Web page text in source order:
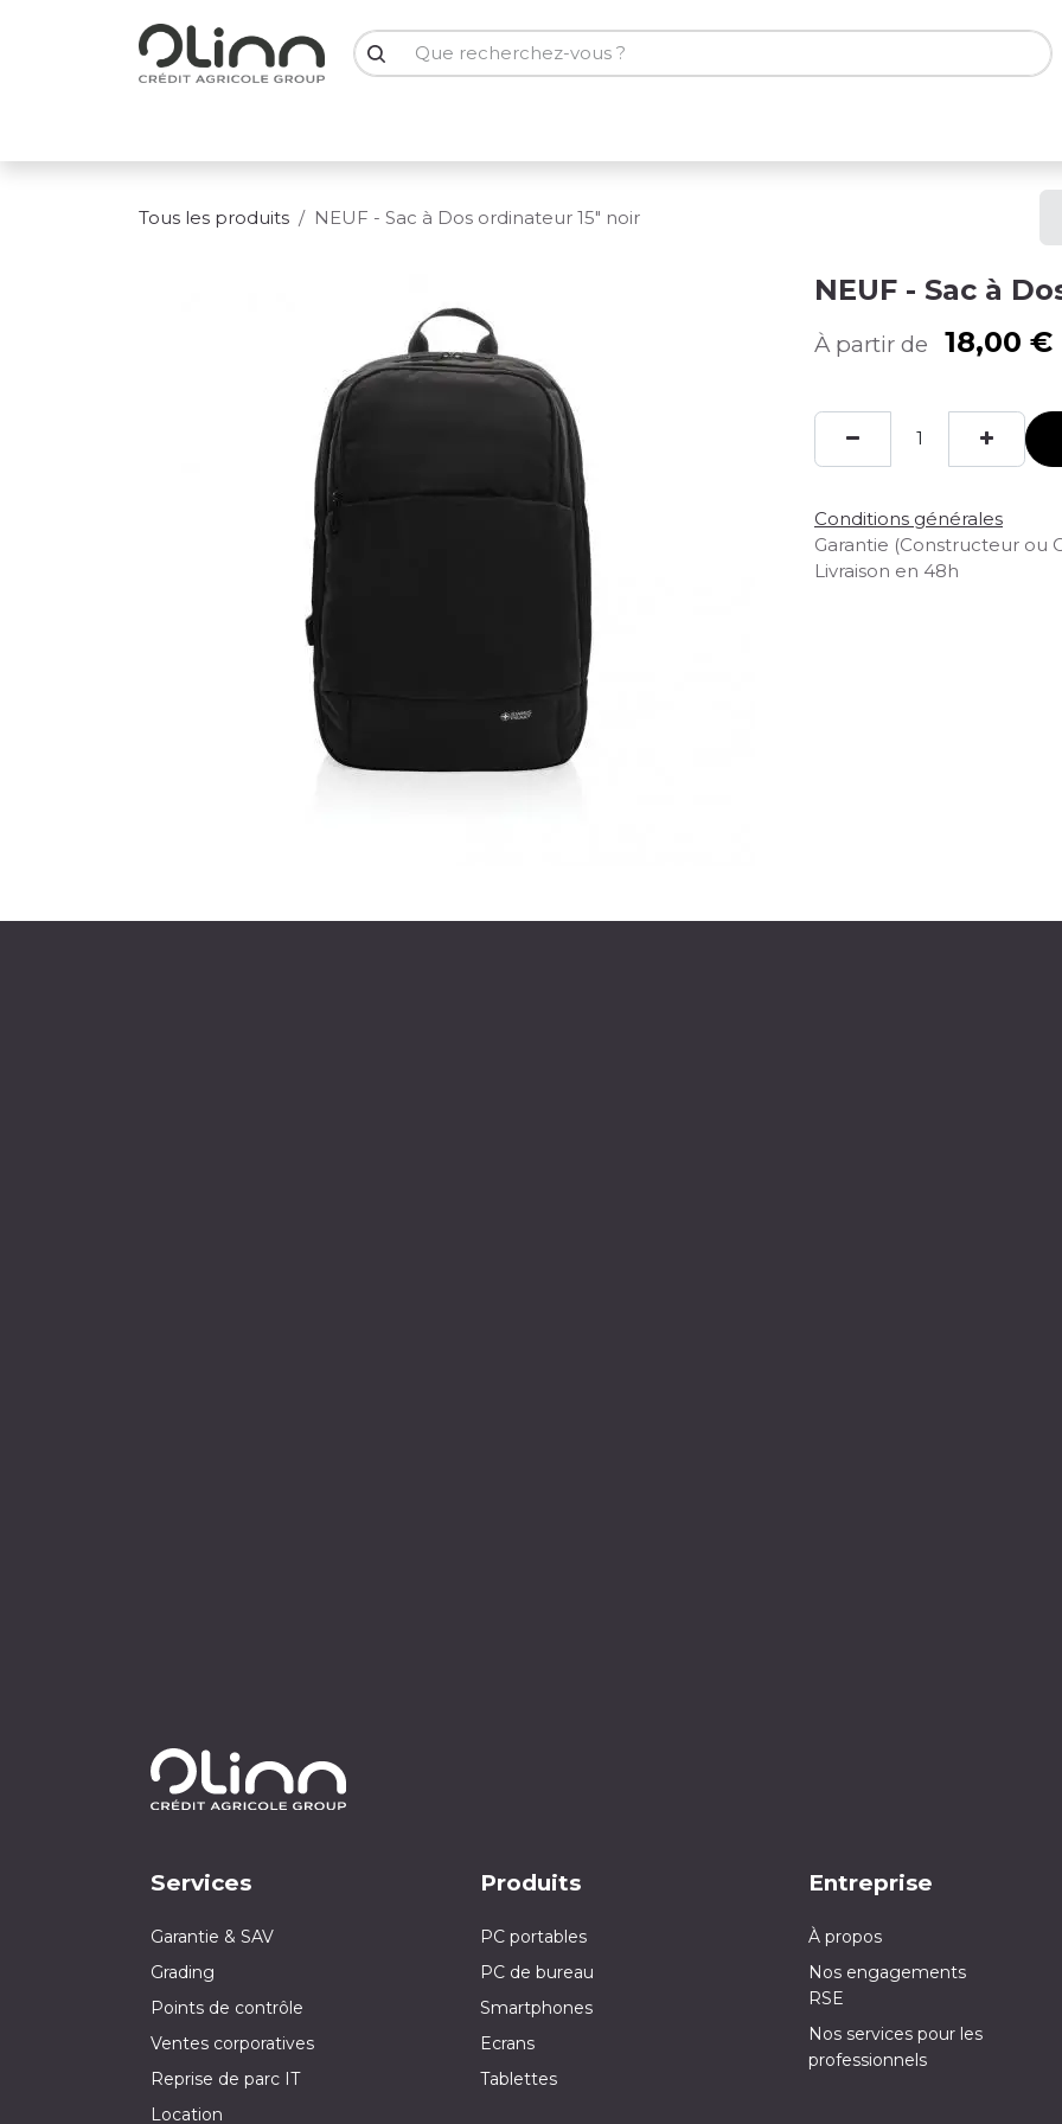
Tous les produits NEUF - Sac à Dos ordinateur 15" noir
NEUF - Sac à
À partir de 18,00 €
Conditions générales
Garantie (Constructeur ou
Livraison en 48h
Services
Garantie & SAV
Grading
Points de contrôle
Ventes corporatives
Reprise de parc IT
Location
Entreprise
À propos
Nos engagements
RSE
Nos services pour les
professionnels
Produits
PC portables
PC de bureau
Smartphones
Ecrans
Tablettes